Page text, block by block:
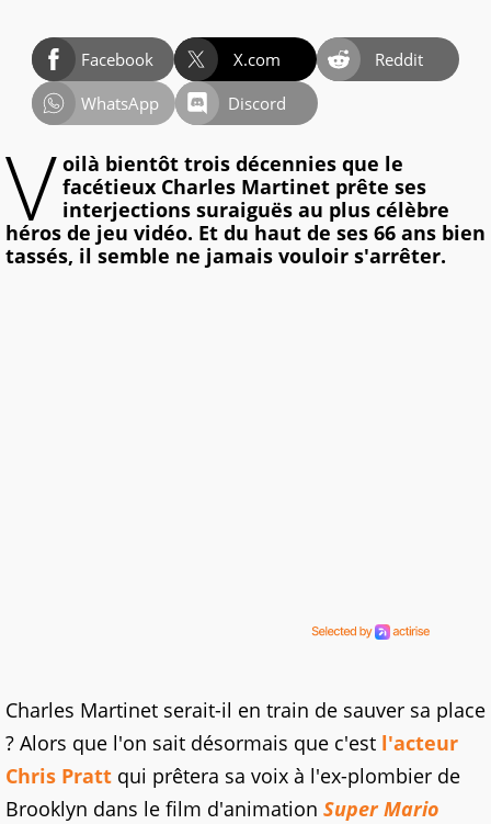
Facebook X.com
Reddit
WhatsApp
Discord
V oilà bientôt trois décennies que le
facétieux Charles Martinet prête ses
interjections suraiguës au plus célèbre
héros de jeu vidéo. Et du haut de ses 66 ans bien
tassés, il semble ne jamais vouloir s'arrêter.
Charles Martinet serait-il en train de sauver sa place
? Alors que l'on sait désormais que c'est l'acteur
Chris Pratt qui prêtera sa voix à l'ex-plombier de
Brooklyn dans le film d'animation Super Mario